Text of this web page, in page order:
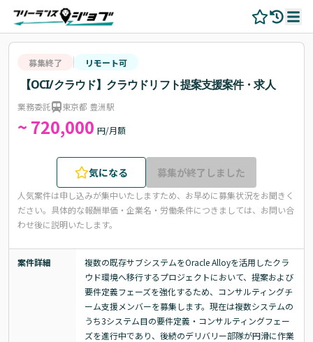
募集終了 リモート可
【OCI/クラウド】クラウドリフト提案支援案件・求人
業務委託 東京都 豊洲駅
~ 720,000 円/月額
気になる 募集が終了しました
人気案件は申し込みが集中いたしますため、お早めに募集状況をお聞きく
ださい。 具体的な報酬単価・企業名・労働条件につきましては、お問い合
わせ後に説明いたします。
案件詳細
複数の既存サブシステムをOracle Alloyを活用したクラ
ウド環境へ移行するプロジェクトにおいて、提案および
要件定義フェーズを強化するため、コンサルティングチ
ーム支援メンバーを募集します。現在は複数システムの
うち3システム目の要件定義・コンサルティングフェー
ズを進行中であり、後続のデリバリー部隊が円滑に作業